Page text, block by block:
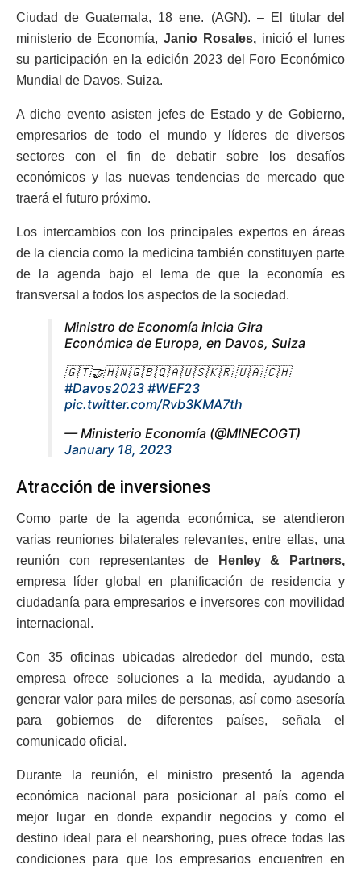
Ciudad de Guatemala, 18 ene. (AGN). – El titular del
ministerio de Economía, Janio Rosales,inició el lunes
su participación en la edición 2023 del Foro Económico
Mundial de Davos, Suiza.
A dicho evento asisten jefes de Estado y de Gobierno,
empresarios de todo el mundo y líderes de diversos
sectores con el fin de debatir sobre los desafíos
económicos y las nuevas tendencias de mercado que
traerá el futuro próximo.
Los intercambios con los principales expertos en áreas
de la ciencia como la medicina también constituyen parte
de la agenda bajo el lema de que la economía es
transversal a todos los aspectos de la sociedad.
Ministro de Economía inicia Gira
Económica de Europa, en Davos, Suiza
🇬🇹🤝🇭🇳🇬🇧🇶🇦🇺🇸🇰🇷 🇺🇦 🇨🇭
#Davos2023 #WEF23
pic.twitter.com/Rvb3KMA7th
— Ministerio Economía (@MINECOGT)
January 18, 2023
Atracción de inversiones
Como parte de la agenda económica, se atendieron
varias reuniones bilaterales relevantes, entre ellas, una
reunión con representantes de
Henley & Partners,
empresa líder global en planificación de residencia y
ciudadanía para empresarios e inversores con movilidad
internacional.
Con 35 oficinas ubicadas alrededor del mundo, esta
empresa ofrece soluciones a la medida, ayudando a
generar valor para miles de personas, así como asesoría
para gobiernos de diferentes países, señala el
comunicado oficial.
Durante la reunión, el ministro presentó la agenda
económica nacional para posicionar al país como el
mejor lugar en donde expandir negocios y como el
destino ideal para el nearshoring, pues ofrece todas las
condiciones para que los empresarios encuentren en